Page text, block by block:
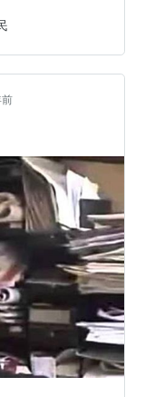
による ” 権力
。 簡単な結論
て全くのチェッ
国に成り下がっ
ログで国の存